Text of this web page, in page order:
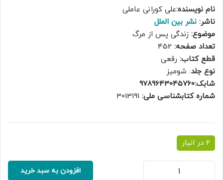
3,600,000 ریال
بود.
نام نویسنده:علی کورانی عاملی
ناشر: نشر بین الملل
موضوع: زندگی پس از مرگ
تعداد صفحه:
قطع کتاب: رقعی
نوع جلد: شومیز
شابک:9789643045760
شماره کتابشناسی ملی:
2 در انبار
تولدهای
افزودن به سبد خرید